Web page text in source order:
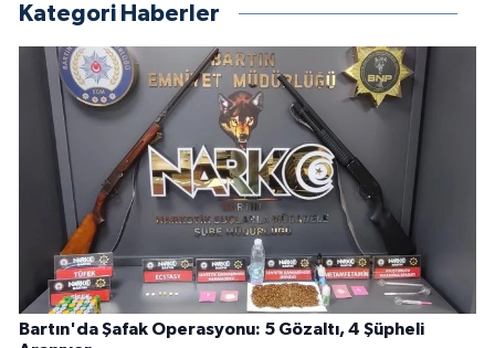
Kategori Haberler
Bartın'da Şafak Operasyonu: 5 Gözaltı, 4 Şüpheli